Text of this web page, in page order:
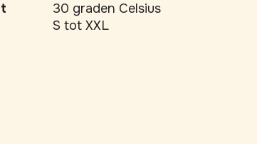
30 graden Celsius
S tot XXL